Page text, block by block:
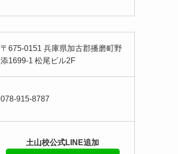
〒675-0151 兵庫県加古郡播磨町野
添1699-1 松尾ビル2F
078-915-8787
土山校公式LINE追加